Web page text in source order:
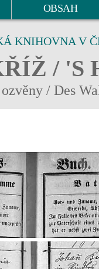
OBSAH
KNIHOVNA V
/ 'S
/ Des